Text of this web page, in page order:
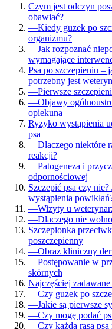
Czym jest odczyn
obawiać?
—Kiedy guzek po
organizmu?
—Jak rozpoznać
wymagające
Psa po szczepieniu –
potrzebny jest
—Pierwsze
—Objawy
opiekuna
Ryzyko wystąpienia
psa
—Dlaczego niektóre
reakcji?
—Patogeneza i
odpornościowej
Szczepić psa czy
wystąpienia
—Wizyty u
—Dlaczego nie
Szczepionka
poszczepienny
—Obraz kliniczny
—Postępowanie w
skórnych
Najczęściej
—Czy guzek po
—Jakie są pierwsze
—Czy mogę podać
—Czy każda rasa